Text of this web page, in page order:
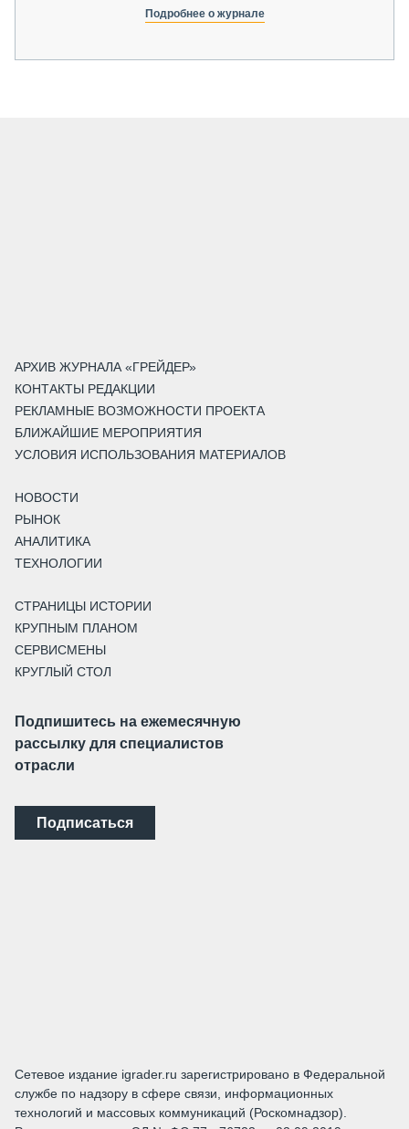
Подробнее о журнале
АРХИВ ЖУРНАЛА «ГРЕЙДЕР»
КОНТАКТЫ РЕДАКЦИИ
РЕКЛАМНЫЕ ВОЗМОЖНОСТИ ПРОЕКТА
БЛИЖАЙШИЕ МЕРОПРИЯТИЯ
УСЛОВИЯ ИСПОЛЬЗОВАНИЯ МАТЕРИАЛОВ
НОВОСТИ
РЫНОК
АНАЛИТИКА
ТЕХНОЛОГИИ
СТРАНИЦЫ ИСТОРИИ
КРУПНЫМ ПЛАНОМ
СЕРВИСМЕНЫ
КРУГЛЫЙ СТОЛ
Подпишитесь на ежемесячную
рассылку для специалистов
отрасли
Подписаться
Сетевое издание igrader.ru зарегистрировано в Федеральной
службе по надзору в сфере связи, информационных
технологий и массовых коммуникаций (Роскомнадзор).